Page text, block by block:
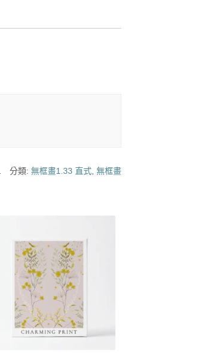
分類:無框畫1.33 直式 ,無框畫